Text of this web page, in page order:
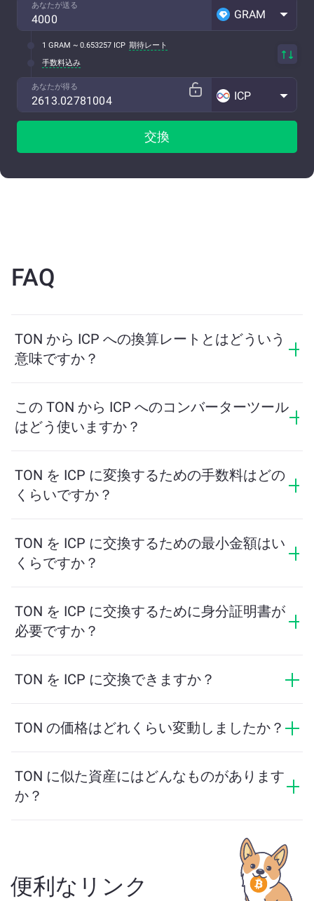
あなたが送る
GRAM
1 GRAM ~ 0.653257 ICP 期待レート
手数料込み
あなたが得る
ICP
交換
FAQ
TON から ICP への換算レートとはどういう
意味ですか？
示します。このレートは市場状況、需要と供給、流動
性に応じて変動します。
この TON から ICP へのコンバーターツール
はどう使いますか？
取る予定の ICP の量を計算します。その後、取引を完
了するための手順に従ってください。
TON を ICP に変換するための手数料はどの
くらいですか？
って異なります。ChangeNOWは隠れた手数料なしで競
争力のあるレートを提供しており、最終金額は取引を
確認する前に表示されます。
TON を ICP に交換するための最小金額はい
くらですか？
ります。プラットフォームはスムーズな取引を保証す
るために必要な最小額を自動的に計算します。ただ
し、ほとんどの場合、最小金額は2ドル相当です。
TON を ICP に交換するために身分証明書が
必要ですか？
速で匿名です。ただし、ChangeNOW Proにログインし
TON を ICP に交換できますか？
にも交換できます。さらに、ChangeNOWはマルチチェ
TON の価格はどれくらい変動しましたか？
TON に似た資産にはどんなものがあります
か？
— ステーブルコイン、ユーティリティトークン、ガバ
ナンスコイン、またはその他のタイプかどうかです。
一般的な代替案には、類似のユースケースや市場の位
置を持つ他の暗号通貨が含まれます。
メイン交換ペー
便利なリンク